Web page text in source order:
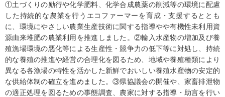
①土づくりの励行や化学肥料、化学合成農薬の削減等の環境に配慮
した持続的な農業を行うエコファーマーを育成・支援するととも
に、環境にやさしい農業生産技術に関する指導やや有機性未利用資
源由来堆肥の農業利用を推進しました。②輸入水産物の増加及び養
殖漁場環境の悪化等による生産性・競争力の低下等に対処し、持続
的な養殖の推進や経営の合理化を図るため、地域や養殖種類により
異なる各漁場の特性を活かした新鮮でおいしい養殖水産物の安定的
な供給体制の確立を進めました。③県協議会の開催や、家畜排泄物
の適正処理を図るための事態調査、農家に対する指導・助言を行い